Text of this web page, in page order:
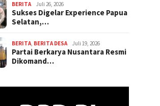
BERITA Juli 26, 2026
Sukses Digelar Experience Papua
Selatan,…
BERITA, BERITA DESA Juli 19, 2026
Partai Berkarya Nusantara Resmi
Dikomand…